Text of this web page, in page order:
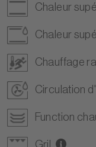
Chaleur
Chaleur
Chauffage
Circulation
Function
Gril